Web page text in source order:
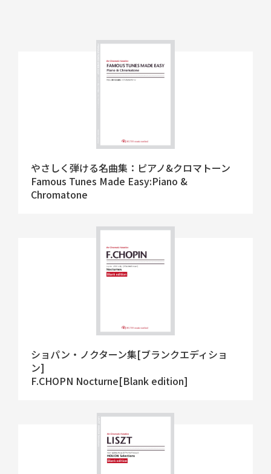
やさしく弾ける名曲集：ピアノ&クロマトーン
Famous Tunes Made Easy:Piano &
Chromatone
ショパン・ノクターン集[ブランクエディショ
ン]
F.CHOPN Nocturne[Blank edition]